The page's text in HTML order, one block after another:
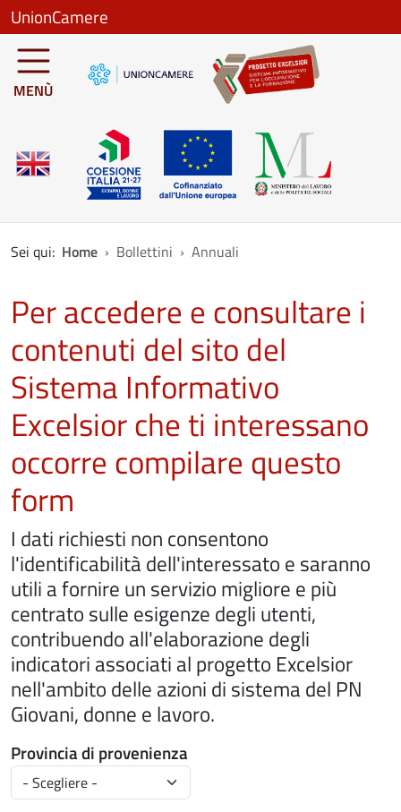
Salta al contenuto principale
UnionCamere
MENÙ
Sei qui: Home Bollettini Annuali
Per accedere e consultare i
contenuti del sito del
Sistema Informativo
Excelsior che ti interessano
occorre compilare questo
form
I dati richiesti non consentono
l'identificabilità dell'interessato e saranno
utili a fornire un servizio migliore e più
centrato sulle esigenze degli utenti,
contribuendo all'elaborazione degli
indicatori associati al progetto Excelsior
nell'ambito delle azioni di sistema del PN
Giovani, donne e lavoro.
Provincia di provenienza